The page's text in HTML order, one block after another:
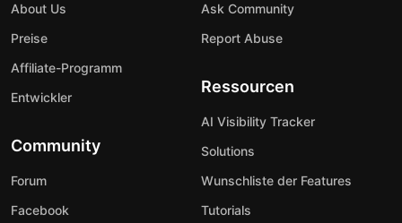
About Us
Preise
Affiliate-Programm
Entwickler
Community
Forum
Facebook
Ask Community
Report Abuse
Ressourcen
AI Visibility Tracker
Solutions
Wunschliste der Features
Tutorials